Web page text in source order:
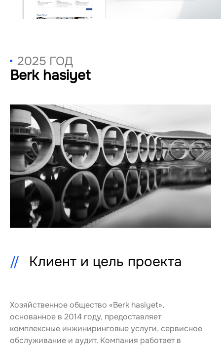
2025 ГОД
Berk hasiyet
Клиент и цель проекта
Хозяйственное общество «Berk hasiyet»,
основанное в 2014 году, предоставляет
комплексные инжиниринговые услуги, сервисное
обслуживание и аудит. Компания работает в